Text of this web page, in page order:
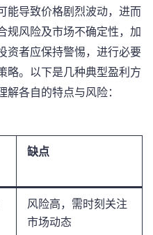
能导致价格剧烈波动，进而
规风险及市场不确定性，加
资者应保持警惕，进行必要
略。以下是几种典型盈利方
各自的特点与风险：
缺点
风险高，需时刻关注
市场动态